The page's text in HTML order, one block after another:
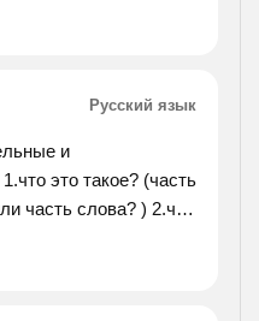
Русский язык
и
это такое? (часть
часть слова? ) 2.что
предложения чаще